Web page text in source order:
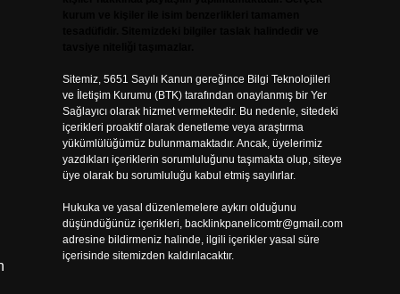
Sitemiz, 5651 Sayılı Kanun gereğince Bilgi Teknolojileri
ve İletişim Kurumu (BTK) tarafından onaylanmış bir Yer
Sağlayıcı olarak hizmet vermektedir. Bu nedenle, sitedeki
içerikleri proaktif olarak denetleme veya araştırma
yükümlülüğümüz bulunmamaktadır. Ancak, üyelerimiz
yazdıkları içeriklerin sorumluluğunu taşımakta olup, siteye
üye olarak bu sorumluluğu kabul etmiş sayılırlar.
Hukuka ve yasal düzenlemelere aykırı olduğunu
düşündüğünüz içerikleri, backlinkpanelicomtr@gmail.com
adresine bildirmeniz halinde, ilgili içerikler yasal süre
içerisinde sitemizden kaldırılacaktır.